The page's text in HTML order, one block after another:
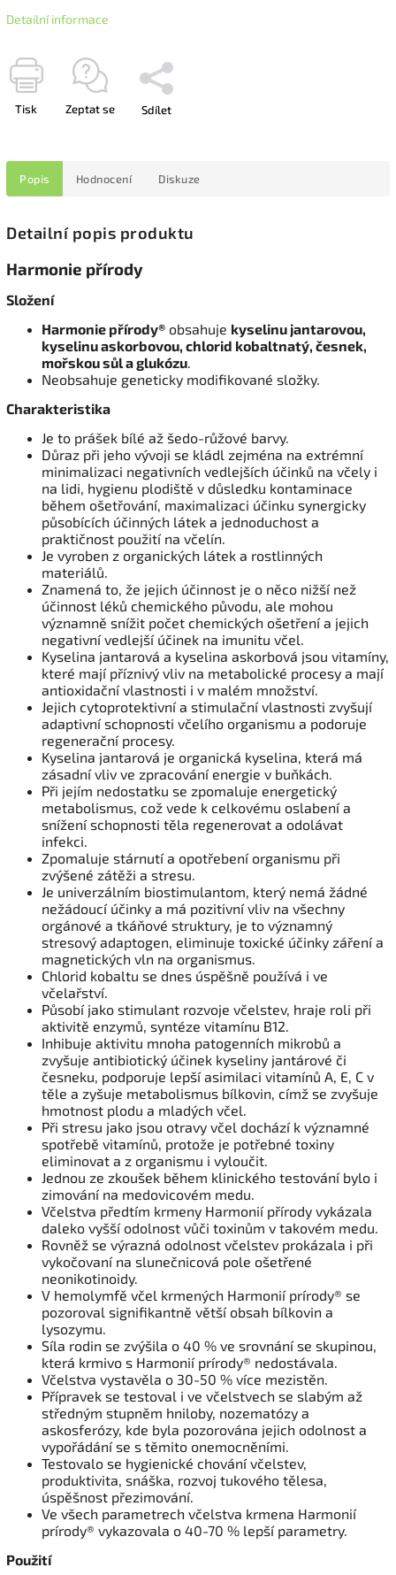
Detailní informace
Tisk Zeptat se Sdílet
Popis Hodnocení Diskuze
Detailní popis produktu
Harmonie přírody
Složení
Harmonie přírody® obsahuje kyselinu jantarovou,
kyselinu askorbovou, chlorid kobaltnatý, česnek,
mořskou sůl a glukózu.
Neobsahuje geneticky modifikované složky.
Charakteristika
Je to prášek bílé až šedo-růžové barvy.
Důraz při jeho vývoji se kládl zejména na extrémní
minimalizaci negativních vedlejších účinků na včely i
na lidi, hygienu plodiště v důsledku kontaminace
během ošetřování, maximalizaci účinku synergicky
působících účinných látek a jednoduchost a
praktičnost použití na včelín.
Je vyroben z organických látek a rostlinných
materiálů.
Znamená to, že jejich účinnost je o něco nižší než
účinnost léků chemického původu, ale mohou
významně snížit počet chemických ošetření a jejich
negativní vedlejší účinek na imunitu včel.
Kyselina jantarová a kyselina askorbová jsou vitamíny,
které mají příznivý vliv na metabolické procesy a mají
antioxidační vlastnosti i v malém množství.
Jejich cytoprotektivní a stimulační vlastnosti zvyšují
adaptivní schopnosti včelího organismu a podoruje
regenerační procesy.
Kyselina jantarová je organická kyselina, která má
zásadní vliv ve zpracování energie v buňkách.
Při jejím nedostatku se zpomaluje energetický
metabolismus, což vede k celkovému oslabení a
snížení schopnosti těla regenerovat a odolávat
infekci.
Zpomaluje stárnutí a opotřebení organismu při
zvýšené zátěži a stresu.
Je univerzálním biostimulantom, který nemá žádné
nežádoucí účinky a má pozitivní vliv na všechny
orgánové a tkáňové struktury, je to významný
stresový adaptogen, eliminuje toxické účinky záření a
magnetických vln na organismus.
Chlorid kobaltu se dnes úspěšně používá i ve
včelařství.
Působí jako stimulant rozvoje včelstev, hraje roli při
aktivitě enzymů, syntéze vitamínu B12.
Inhibuje aktivitu mnoha patogenních mikrobů a
zvyšuje antibiotický účinek kyseliny jantárové či
česneku, podporuje lepší asimilaci vitamínů A, E, C v
těle a zyšuje metabolismus bílkovin, címž se zvyšuje
hmotnost plodu a mladých včel.
Při stresu jako jsou otravy včel dochází k významné
spotřebě vitamínů, protože je potřebné toxiny
eliminovat a z organismu i vyloučit.
Jednou ze zkoušek během klinického testování bylo i
zimování na medovicovém medu.
Včelstva předtím krmeny Harmonií přírody vykázala
daleko vyšší odolnost vůči toxinům v takovém medu.
Rovněž se výrazná odolnost včelstev prokázala i při
vykočovaní na slunečnicová pole ošetřené
neonikotinoidy.
V hemolymfě včel krmených Harmonií prírody® se
pozoroval signifikantně větší obsah bílkovin a
lysozymu.
Síla rodin se zvýšila o 40 % ve srovnání se skupinou,
která krmivo s Harmonií prírody® nedostávala.
Včelstva vystavěla o 30-50 % více mezistěn.
Přípravek se testoval i ve včelstvech se slabým až
středným stupněm hniloby, nozematózy a
askosferózy, kde byla pozorována jejich odolnost a
vypořádání se s těmito onemocněními.
Testovalo se hygienické chování včelstev,
produktivita, snáška, rozvoj tukového tělesa,
úspěšnost přezimování.
Ve všech parametrech včelstva krmena Harmonií
prírody® vykazovala o 40-70 % lepší parametry.
Použití